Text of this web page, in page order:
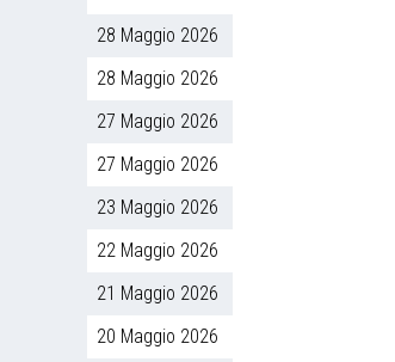
28 Maggio 2026
28 Maggio 2026
27 Maggio 2026
27 Maggio 2026
23 Maggio 2026
22 Maggio 2026
21 Maggio 2026
20 Maggio 2026